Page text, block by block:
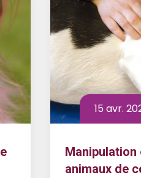
15 avr.
animaux de